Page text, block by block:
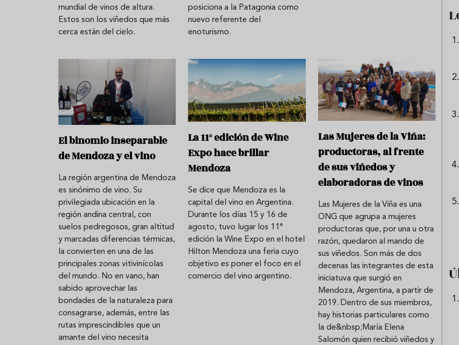
mundial de vinos de altura.
Estos son los viñedos que más
cerca están del cielo.
posiciona a la Patagonia como
nuevo referente del
enoturismo.
El binomio inseparable
de Mendoza y el vino
La región argentina de Mendoza
es sinónimo de vino. Su
privilegiada ubicación en la
región andina central, con
suelos pedregosos, gran altitud
y marcadas diferencias térmicas,
la convierten en una de las
principales zonas vitivinícolas
del mundo. No en vano, han
sabido aprovechar las
bondades de la naturaleza para
consagrarse, además, entre las
rutas imprescindibles que un
amante del vino necesita
La 11ª edición de Wine
Expo hace brillar
Mendoza
Se dice que Mendoza es la
capital del vino en Argentina.
Durante los días 15 y 16 de
agosto, tuvo lugar los 11ª
edición la Wine Expo en el hotel
Hilton Mendoza una feria cuyo
objetivo es poner el foco en el
comercio del vino argentino.
Las Mujeres de la Viña:
productoras, al frente
de sus viñedos y
elaboradoras de vinos
Las Mujeres de la Viña es una
ONG que agrupa a mujeres
productoras que, por una u otra
razón, quedaron al mando de
sus viñedos. Son más de dos
decenas las integrantes de esta
iniciatuva que surgió en
Mendoza, Argentina, a partir de
2019. Dentro de sus miembros,
hay historias particulares como
la de&nbsp;María Elena
Salomón quien recibió viñedos y